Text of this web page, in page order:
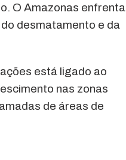
O Amazonas enfrenta
desmatamento e da
está ligado ao
nas zonas
de áreas de